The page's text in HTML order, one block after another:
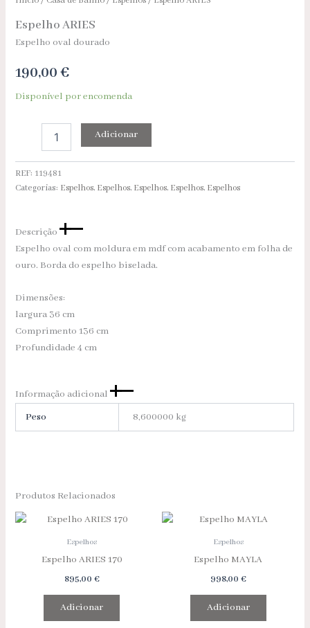
Espelho ARIES
Espelho oval dourado
190,00€
Disponível por encomenda
Adicionar
REF: 119481
Categorias: Espelhos, Espelhos, Espelhos, Espelhos, Espelhos
Descrição
Espelho oval com moldura em mdf com acabamento em folha de
ouro. Borda do espelho biselada.
Dimensões:
largura 36 cm
Comprimento 136 cm
Profundidade 4 cm
Informação adicional
Peso
8,600000 kg
Produtos Relacionados
Espelhos
Espelho ARIES 170
895,00 €
Adicionar
Espelhos
Espelho MAYLA
998,00 €
Adicionar